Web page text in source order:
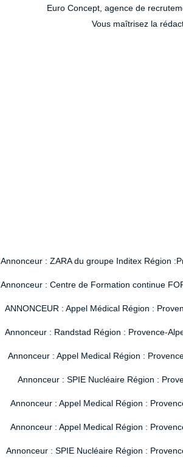
Euro Concept, agence de
Vous maîtrisez la
Annonceur : ZARA du groupe Inditex Région
Annonceur : Centre de Formation continue
ANNONCEUR : Appel Médical Région :
Annonceur : Randstad Région : Provence-
Annonceur : Appel Medical Région :
Annonceur : SPIE Nucléaire Région :
Annonceur : Appel Medical Région :
Annonceur : Appel Medical Région :
Annonceur : SPIE Nucléaire Région :